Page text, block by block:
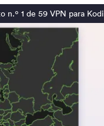
n.º 1 de 59 VPN para Kodi